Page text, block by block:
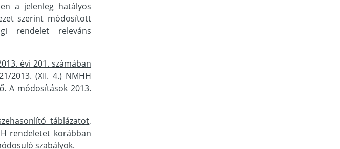
a jelenleg hatályos
szerint módosított
rendelet releváns
évi 201. számában
2013. (XII. 4.) NMHH
A módosítások 2013.
táblázatot,
rendeletet korábban
szabályok.